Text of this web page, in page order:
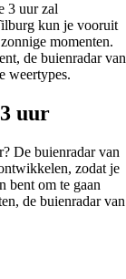
3 uur zal
kun je vooruit
momenten.
de buienradar van
weertypes.
uur
De buienradar van
zodat je
bent om te gaan
de buienradar van